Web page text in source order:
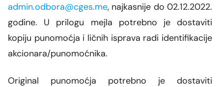
admin.odbora@cges.me, najkasnije do 02.12.2022.
godine. U prilogu mejla potrebno je dostaviti
kopiju punomoćja i ličnih isprava radi identifikacije
akcionara/punomoćnika.
Original punomoćja potrebno je dostaviti